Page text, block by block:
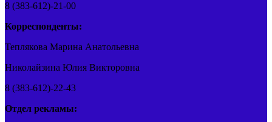
8 (383-612)-21-00
Корреспонденты:
Теплякова Марина Анатольевна
Николайзина Юлия Викторовна
8 (383-612)-22-43
Отдел рекламы: